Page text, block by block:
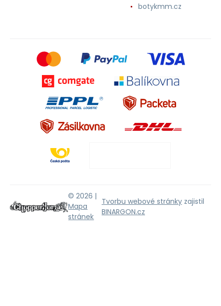
botykmm.cz
© 2026 |
Mapa
stránek
Tvorbu webové stránky zajistil
BINARGON.cz